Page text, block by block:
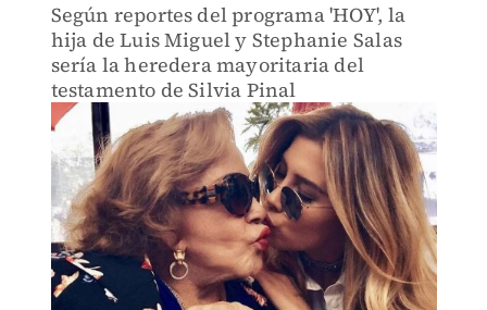
Según reportes del programa 'HOY', la
hija de Luis Miguel y Stephanie Salas
sería la heredera mayoritaria del
testamento de Silvia Pinal